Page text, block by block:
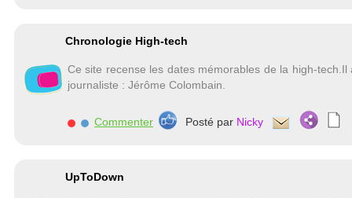
Chronologie High-tech
Ce site recense les dates mémorables de la high-
journaliste : Jérôme Colombain.
Commenter Posté par Nicky
UpToDown